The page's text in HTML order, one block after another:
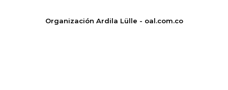
Organización Ardila Lülle - oal.com.co